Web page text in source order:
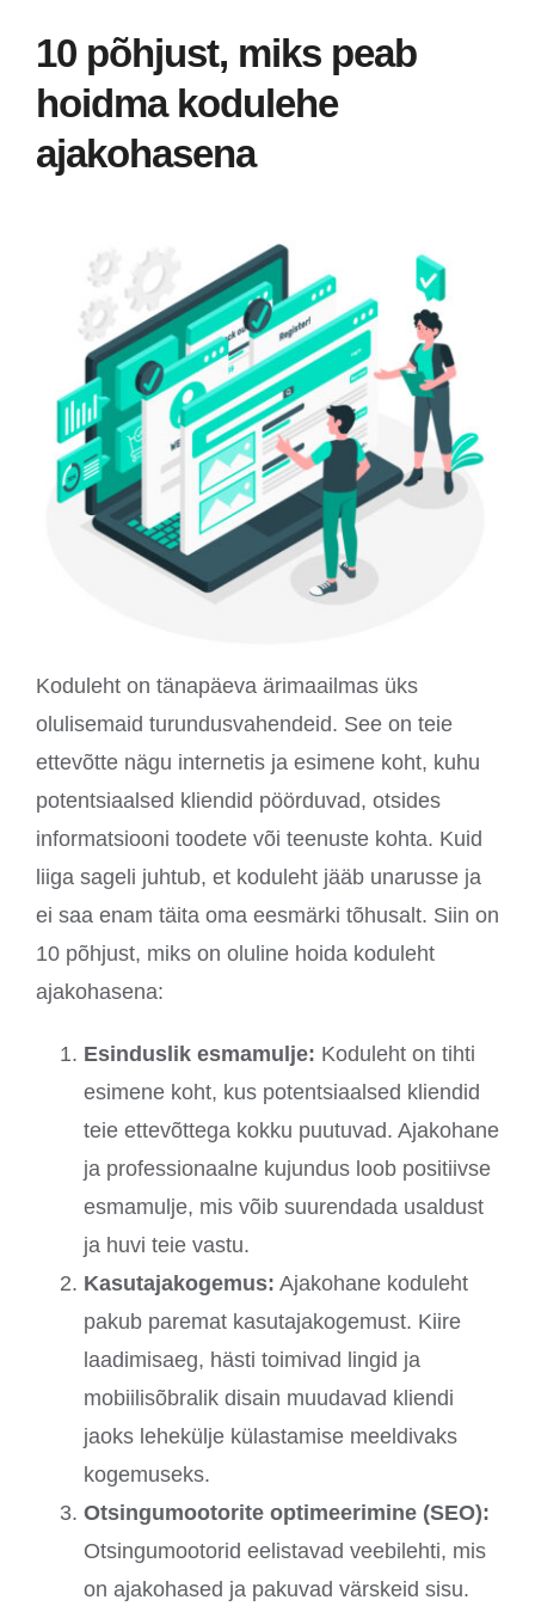
10 põhjust, miks peab
hoidma kodulehe
ajakohasena
Koduleht on tänapäeva ärimaailmas üks
olulisemaid turundusvahendeid. See on teie
ettevõtte nägu internetis ja esimene koht, kuhu
potentsiaalsed kliendid pöörduvad, otsides
informatsiooni toodete või teenuste kohta. Kuid
liiga sageli juhtub, et koduleht jääb unarusse ja
ei saa enam täita oma eesmärki tõhusalt. Siin on
10 põhjust, miks on oluline hoida koduleht
ajakohasena:
Esinduslik esmamulje: Koduleht on tihti
esimene koht, kus potentsiaalsed kliendid
teie ettevõttega kokku puutuvad. Ajakohane
ja professionaalne kujundus loob positiivse
esmamulje, mis võib suurendada usaldust
ja huvi teie vastu.
Kasutajakogemus: Ajakohane koduleht
pakub paremat kasutajakogemust. Kiire
laadimisaeg, hästi toimivad lingid ja
mobiilisõbralik disain muudavad kliendi
jaoks lehekülje külastamise meeldivaks
kogemuseks.
Otsingumootorite optimeerimine (SEO):
Otsingumootorid eelistavad veebilehti, mis
on ajakohased ja pakuvad värskeid sisu.